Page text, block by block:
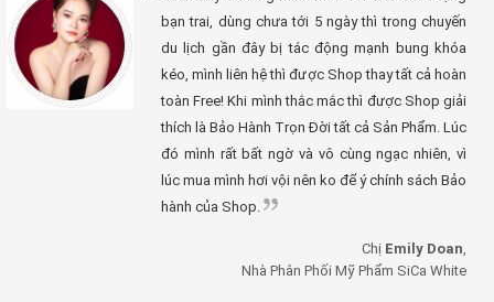
bạn trai, dùng chưa tới 5 ngày thì trong chuyến
du lịch gần đây bị tác động mạnh bung khóa
kéo, mình liên hệ thì được Shop thay tất cả hoàn
toàn Free! Khi mình thắc mắc thì được Shop giải
thích là Bảo Hành Trọn Đời tất cả Sản Phẩm. Lúc
đó mình rất bất ngờ và vô cùng ngạc nhiên, vì
lúc mua mình hơi vội nên ko để ý chính sách Bảo
hành của Shop.
Chị Emily Doan,
Nhà Phân Phối Mỹ Phẩm SiCa White